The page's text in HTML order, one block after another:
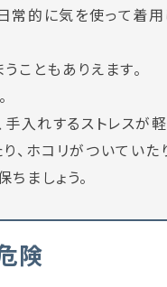
常的に気を使って着
こともありえます。
入れするストレスが軽
ホコリがついていた
ましょう。
険